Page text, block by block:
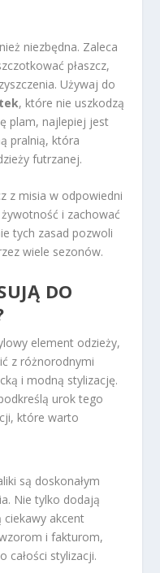
niezbędna. Zaleca
płaszcz,
Używaj do
, które nie uszkodzą
plam, najlepiej jest
pralnią, która
futrzanej.
z misia w odpowiedni
i zachować
tych zasad pozwoli
wiele sezonów.
DO
element odzieży,
z różnorodnymi
i modną stylizację.
urok tego
które warto
są doskonałym
Nie tylko dodają
ciekawy akcent
i fakturom,
całości stylizacji.